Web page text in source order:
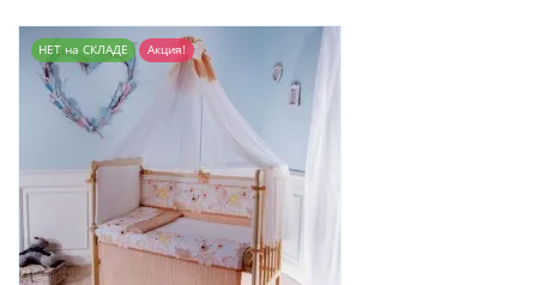
НЕТ на СКЛАДЕ Акция!